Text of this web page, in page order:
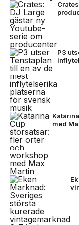
P3
med